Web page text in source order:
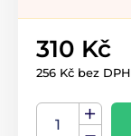
310 Kč
256 Kč bez DPH